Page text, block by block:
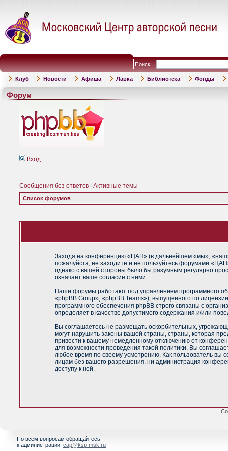
Поиск:
Клуб Новости Афиша Лавка Библиотека Фонды
Форум
Вход
Сообщения без ответов Активные темы
Список форумов
Заходя на конференцию «ЦАП» (в дальнейшем «мы»,
пожалуйста, не заходите и не пользуйтесь форумами
однако с вашей стороны было бы разумным регулярно
означает ваше согласие с ними.
Наши форумы работают под управлением программного
«phpBB Group», «phpBB Teams»), выпущенного по
программного обеспечения phpBB строго связаны с
определяет в качестве допустимого содержания и/или
Вы соглашаетесь не размещать оскорбительных,
могут нарушить законы вашей страны, страны, которая
привести к вашему немедленному отключению от
для возможности проведения такой политики. Вы
любое время по своему усмотрению. Как пользователь вы
лицам без вашего разрешения, ни администрация
доступу к ней.
По всем вопросам обращайтесь
к администрации: cap@ksp-msk.ru